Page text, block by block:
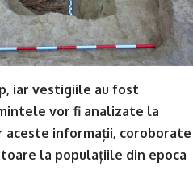
iar vestigiile au fost
vor fi analizate la
aceste informații, coroborate
la populațiile din epoca